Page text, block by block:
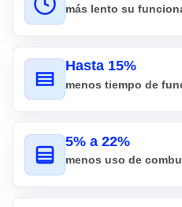
más lento su
Hasta 15%
menos tiempo de
5% a 22%
menos uso de